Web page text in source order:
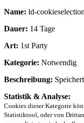
Name: ld-
Dauer: 14 Tage
Art: 1st Party
Kategorie: Notwendig
Beschreibung:
Statistik & Analyse:
Cookies dieser Kategorie
Statistiktool, oder von